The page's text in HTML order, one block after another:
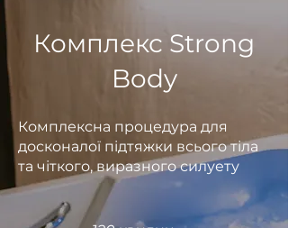
Комплекс Strong
Body
Комплексна процедура для
досконалої підтяжки всього тіла
та чіткого, виразного силуету